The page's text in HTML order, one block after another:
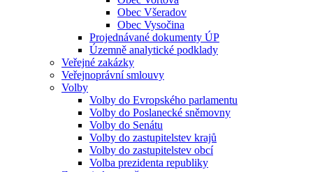
Obec Všeradov
Obec Vysočina
Projednávané dokumenty ÚP
Územně analytické podklady
Veřejné zakázky
Veřejnoprávní smlouvy
Volby
Volby do Evropského parlamentu
Volby do Poslanecké sněmovny
Volby do Senátu
Volby do zastupitelstev krajů
Volby do zastupitelstev obcí
Volba prezidenta republiky